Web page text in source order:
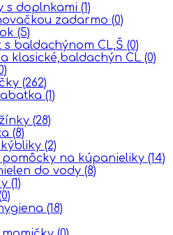
s doplnkami (1)
zadarmo (0)
(5)
s baldachýnom CL,Š (0)
a klasické,baldachýn CL (0)
(262)
(1)
(28)
(8)
(2)
pomôcky na kúpanieliky (14)
do vody (8)
(1)
(18)